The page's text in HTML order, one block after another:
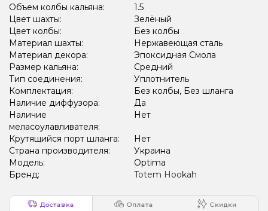
Объем колбы кальяна:
1.5
Цвет шахты:
Зелёный
Цвет колбы:
Без колбы
Материал шахты:
Нержавеющая сталь
Материал декора:
Эпоксидная Смола
Размер кальяна:
Средний
Тип соединения:
Уплотнитель
Комплектация:
Без колбы, Без шланга
Наличие диффузора:
Да
Наличие
меласоулавливателя:
Нет
Крутящийся порт шланга:
Нет
Страна производителя:
Украина
Модель:
Optima
Бренд:
Totem Hookah
Доставка Оплата Скидки